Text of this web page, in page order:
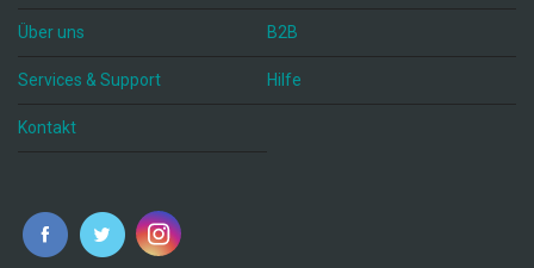
Über uns B2B
Services & Support Hilfe
Kontakt